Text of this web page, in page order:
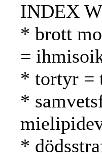
INDEX
* brott
=
* tortyr =
*
*